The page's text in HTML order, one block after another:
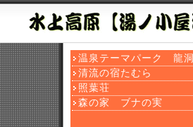
温泉テーマパーク 龍洞
清流の宿たむら
照葉荘
森の家 ブナの実